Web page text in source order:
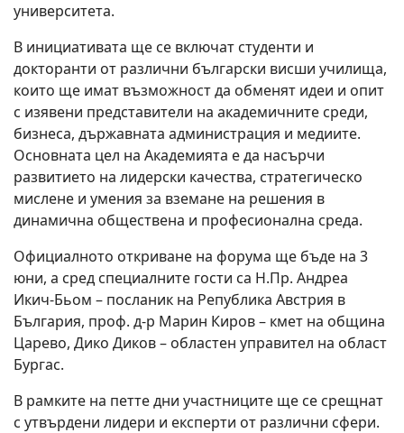
университета.
В инициативата ще се включат студенти и
докторанти от различни български висши училища,
които ще имат възможност да обменят идеи и опит
с изявени представители на академичните среди,
бизнеса, държавната администрация и медиите.
Основната цел на Академията е да насърчи
развитието на лидерски качества, стратегическо
мислене и умения за вземане на решения в
динамична обществена и професионална среда.
Официалното откриване на форума ще бъде на 3
юни, а сред специалните гости са Н.Пр. Андреа
Икич-Бьом – посланик на Република Австрия в
България, проф. д-р Марин Киров – кмет на община
Царево, Дико Диков – областен управител на област
Бургас.
В рамките на петте дни участниците ще се срещнат
с утвърдени лидери и експерти от различни сфери.